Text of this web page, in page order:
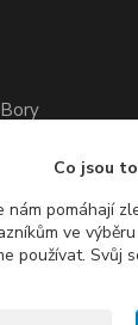
Co jsou
pomáhají
ve
používat. Svůj